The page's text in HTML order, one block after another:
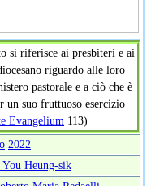
si riferisce ai presbiteri e ai
riguardo alle loro
pastorale e a ciò che è
un suo fruttuoso esercizio
Evangelium 113)
2022
You Heung-sik